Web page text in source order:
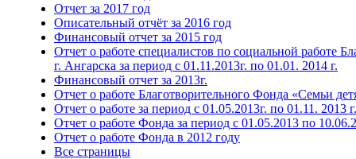
Отчет за 2017 год
Описательный отчёт за 2016 год
Финансовый отчет за 2015 год
Отчет о работе специалистов по социальной работе
г. Ангарска за период с 01.11.2013г. по 01.01. 2014 г.
Финансовый отчет за 2013г.
Отчет о работе Благотворительного Фонда «Семьи
Отчет о работе за период с 01.05.2013г. по 01.11. 2013 г.
Отчет о работе Фонда за период с 01.05.2013 по
Отчет о работе Фонда в 2012 году
Все страницы